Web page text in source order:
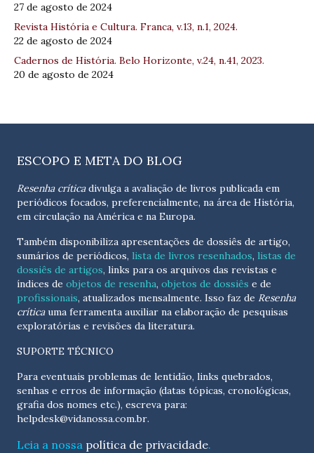
27 de agosto de 2024
Revista História e Cultura. Franca, v.13, n.1, 2024.
22 de agosto de 2024
Cadernos de História. Belo Horizonte, v.24, n.41, 2023.
20 de agosto de 2024
ESCOPO E META DO BLOG
Resenha críticadivulga a avaliação de livros publicada em
periódicos focados, preferencialmente, na área de História,
em circulação na América e na Europa.
Também disponibiliza apresentações de dossiês de artigo,
sumários de periódicos, lista de livros resenhados, listas de
dossiês de artigos, links para os arquivos das revistas e
índices de objetos de resenha, objetos de dossiês e de
profissionais, atualizados mensalmente. Isso faz de Resenha
críticauma ferramenta auxiliar na elaboração de pesquisas
exploratórias e revisões da literatura.
SUPORTE TÉCNICO
Para eventuais problemas de lentidão, links quebrados,
senhas e erros de informação (datas tópicas, cronológicas,
helpdesk@vidanossa.com.br.
Leia a nossa política de privacidade.